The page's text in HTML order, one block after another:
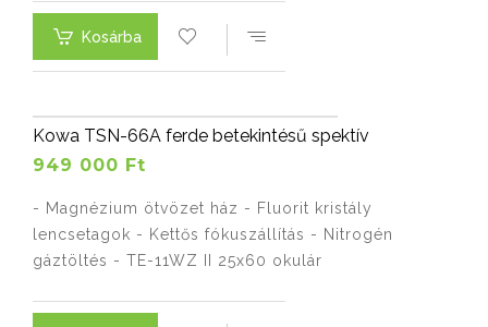
Kosárba
Kowa TSN-66A ferde betekintésű spektív
949 000 Ft
- Magnézium ötvözet ház - Fluorit kristály
lencsetagok - Kettős fókuszállítás - Nitrogén
gáztöltés - TE-11WZ II 25x60 okulár